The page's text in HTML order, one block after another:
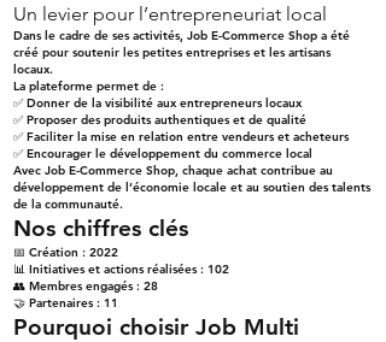
Un levier pour l’entrepreneuriat local
Dans le cadre de ses activités, Job E-Commerce Shop a été
créé pour soutenir les petites entreprises et les artisans
locaux.
La plateforme permet de :
✅ Donner de la visibilité aux entrepreneurs locaux
✅ Proposer des produits authentiques et de qualité
✅ Faciliter la mise en relation entre vendeurs et acheteurs
✅ Encourager le développement du commerce local
Avec Job E-Commerce Shop, chaque achat contribue au
développement de l’économie locale et au soutien des talents
de la communauté.
Nos chiffres clés
📅 Création : 2022
📊 Initiatives et actions réalisées : 102
👥 Membres engagés : 28
🤝 Partenaires : 11
Pourquoi choisir Job Multi